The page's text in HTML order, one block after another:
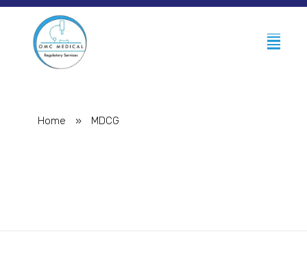
Home » MDCG